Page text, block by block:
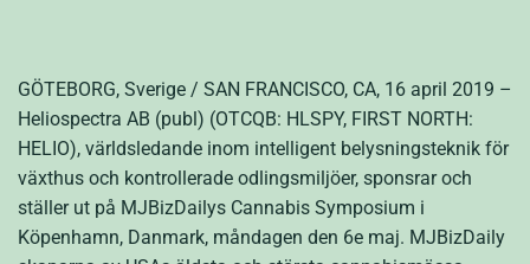
GÖTEBORG, Sverige / SAN FRANCISCO, CA, 16 april 2019 –
Heliospectra AB (publ) (OTCQB: HLSPY, FIRST NORTH:
HELIO), världsledande inom intelligent belysningsteknik för
växthus och kontrollerade odlingsmiljöer, sponsrar och
ställer ut på MJBizDailys Cannabis Symposium i
Köpenhamn, Danmark, måndagen den 6e maj. MJBizDaily